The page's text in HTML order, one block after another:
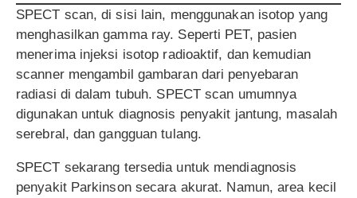
SPECT scan, di sisi lain, menggunakan isotop yang
menghasilkan gamma ray. Seperti PET, pasien
menerima injeksi isotop radioaktif, dan kemudian
scanner mengambil gambaran dari penyebaran
radiasi di dalam tubuh. SPECT scan umumnya
digunakan untuk diagnosis penyakit jantung, masalah
serebral, dan gangguan tulang.
SPECT sekarang tersedia untuk mendiagnosis
penyakit Parkinson secara akurat. Namun, area kecil